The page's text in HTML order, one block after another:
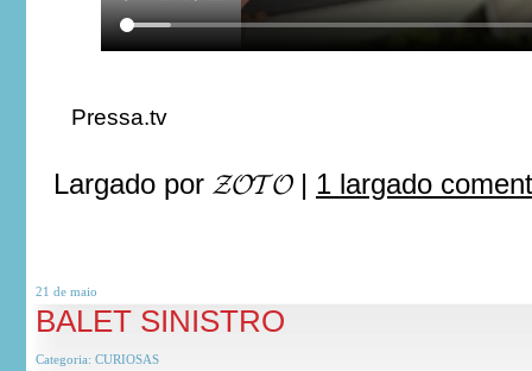
Pressa.tv
Largado por 𝓩𝓞𝓣𝓞| 1 largado
21 de maio
BALET SINISTRO
Categoria: CURIOSAS